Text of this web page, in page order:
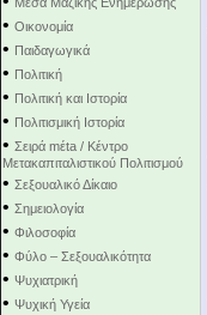
• Οικονομία
• Παιδαγωγικά
• Πολιτική
• Πολιτική και Ιστορία
• Πολιτισμική Ιστορία
• Σειρά mέta / Κέντρο
Μετακαπιταλιστικού Πολιτισμού
• Σεξουαλικό Δίκαιο
• Σημειολογία
• Φιλοσοφία
• Φύλο – Σεξουαλικότητα
• Ψυχιατρική
• Ψυχική Υγεία